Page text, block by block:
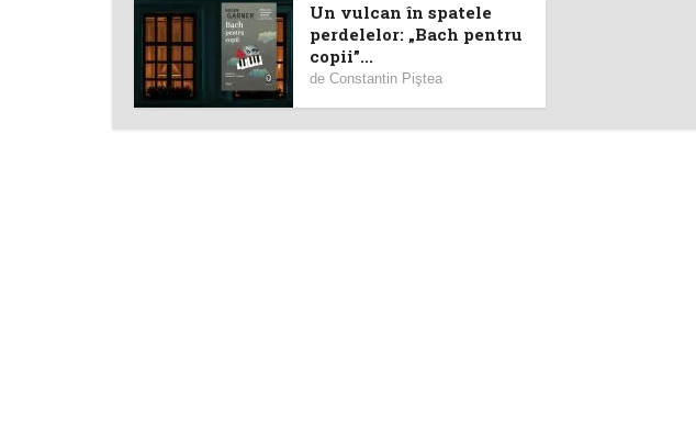
Un vulcan în spatele
perdelelor: „Bach pentru
copii”...
de Constantin Piştea
Angela Merkel vine la